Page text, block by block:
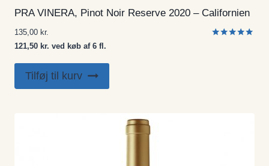
PRA VINERA, Pinot Noir Reserve 2020 – Californien
135,00 kr.
121,50 kr. ved køb af 6 fl.
Tilføj til kurv